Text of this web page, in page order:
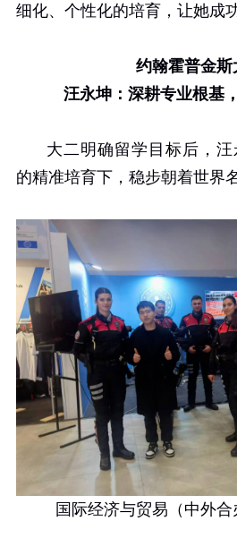
细化、个性化的培育，让她成
约翰霍普金斯
汪永坤：深耕专业根基
大二明确留学目标后，
的精准培育下，稳步朝着世界
国际经济与贸易（中外